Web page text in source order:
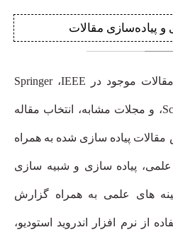
و پیاده‌سازی مقالات
پیاده سازی و شبیه سازی مقالات موجود در Springer ،IEEE
،ScienceDirect ،Wiley،ProQuest و مجلات مشابه، انتخاب مقاله
پیاده سازی شده به همراه
پیاده سازی و شبیه سازی
های علمی به همراه گزارش
از نرم افزار اندروید استودیو،